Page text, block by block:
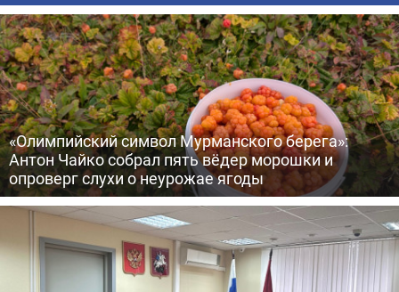
«Олимпийский символ Мурманского берега»:
Антон Чайко собрал пять вёдер морошки и
опроверг слухи о неурожае ягоды